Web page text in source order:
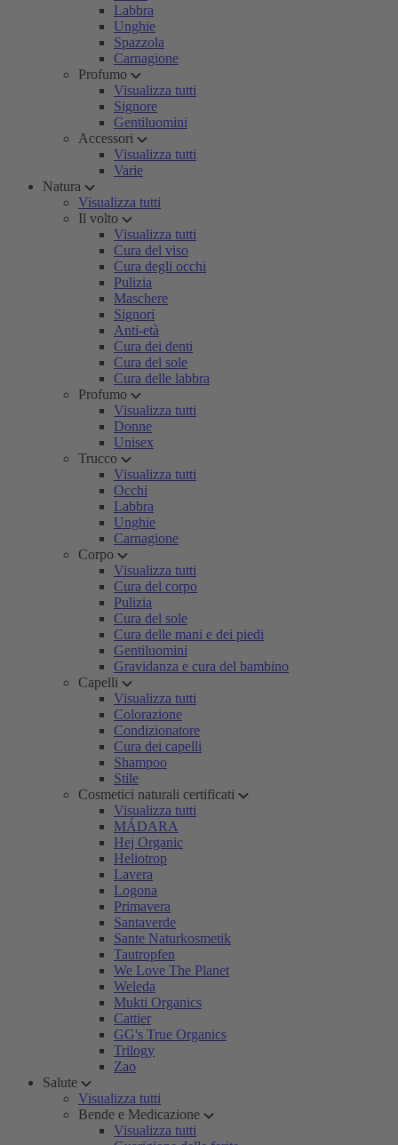
Labbra
Unghie
Spazzola
Carnagione
Profumo
Visualizza tutti
Signore
Gentiluomini
Accessori
Visualizza tutti
Varie
Natura
Visualizza tutti
Il volto
Visualizza tutti
Cura del viso
Cura degli occhi
Pulizia
Maschere
Signori
Anti-età
Cura dei denti
Cura del sole
Cura delle labbra
Profumo
Visualizza tutti
Donne
Unisex
Trucco
Visualizza tutti
Occhi
Labbra
Unghie
Carnagione
Corpo
Visualizza tutti
Cura del corpo
Pulizia
Cura del sole
Cura delle mani e dei piedi
Gentiluomini
Gravidanza e cura del bambino
Capelli
Visualizza tutti
Colorazione
Condizionatore
Cura dei capelli
Shampoo
Stile
Cosmetici naturali certificati
Visualizza tutti
MÁDARA
Hej Organic
Heliotrop
Lavera
Logona
Primavera
Santaverde
Sante Naturkosmetik
Tautropfen
We Love The Planet
Weleda
Mukti Organics
Cattier
GG's True Organics
Trilogy
Zao
Salute
Visualizza tutti
Bende e Medicazione
Visualizza tutti